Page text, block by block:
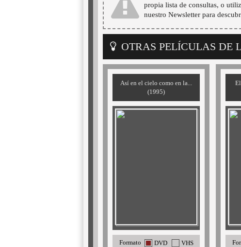
propia lista de consultas, o
nuestro Newsletter para
OTRAS PELÍCULAS DE
Así en el cielo como en la...
(1995)
Formato DVD VHS